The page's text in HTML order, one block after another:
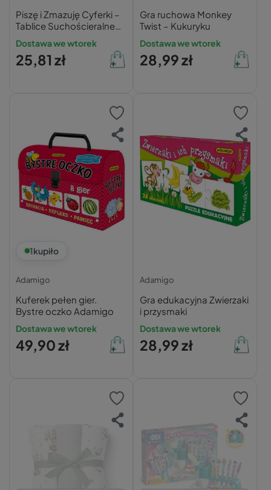
Piszę i Zmazuję Cyferki –
Tablice Suchościeralne
5+ Adamigo
Dostawa we wtorek
25,81 zł
Gra ruchowa Monkey
Twist – Kukuryku
Dostawa we wtorek
28,99 zł
1kupiło
Adamigo
Kuferek pełen gier.
Bystre oczko Adamigo
Dostawa we wtorek
49,90 zł
Adamigo
Gra edukacyjna Zwierzaki
i przysmaki
Dostawa we wtorek
28,99 zł